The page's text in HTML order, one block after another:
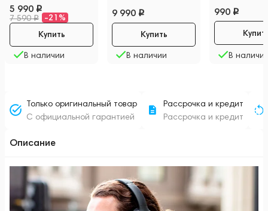
Edition Nexode
20000mAh 130W
5 990
7 590 -21%
В наличии
Купить
Standard Edition
Brown
9 990
В наличии
Купить
990
В
Только оригинальный товар
С официальной гарантией
Рассрочка и кредит
Рассрочка и кредит
Описание